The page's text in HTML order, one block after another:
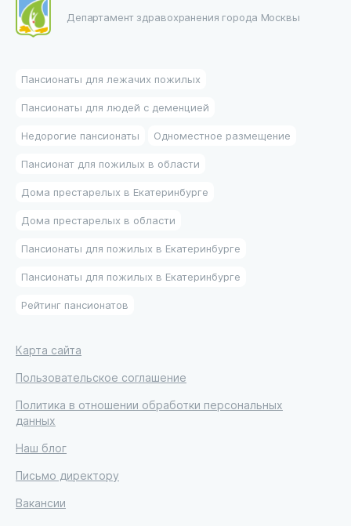
Департамент здравохранения города Москвы
Пансионаты для лежачих пожилых
Пансионаты для людей с деменцией
Недорогие пансионаты Одноместное размещение
Пансионат для пожилых в области
Дома престарелых в Екатеринбурге
Дома престарелых в области
Пансионаты для пожилых в Екатеринбурге
Пансионаты для пожилых в Екатеринбурге
Рейтинг пансионатов
Карта сайта
Пользовательское соглашение
Политика в отношении обработки персональных
данных
Наш блог
Письмо директору
Вакансии